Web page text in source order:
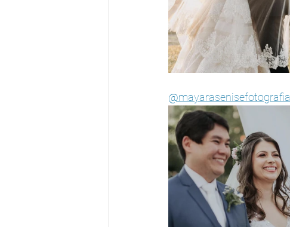
@mayarasenisefotografia